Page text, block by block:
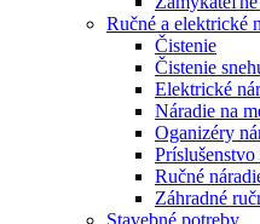
Ručné a elektrické
Čistenie
Čistenie
Elektrické
Náradie na
Oganizéry
Ručné
Záhradné
Stavebné potreby